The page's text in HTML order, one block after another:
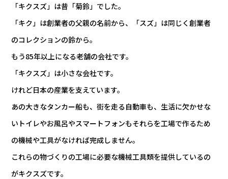
「キクスズ」は昔「菊鈴」でした。
「キク」は創業者の父親の名前から、「スズ」は同じく創業者
のコレクションの鈴から。
もう85年以上になる老舗の会社です。
「キクスズ」は小さな会社です。
けれど日本の産業を支えています。
あの大きなタンカー船も、街を走る自動車も、生活に欠かせな
いトイレやお風呂やスマートフォンもそれらを工場で作るため
の機械や工具がなければ完成しません。
これらの物づくりの工場に必要な機械工具類を提供しているの
がキクスズです。